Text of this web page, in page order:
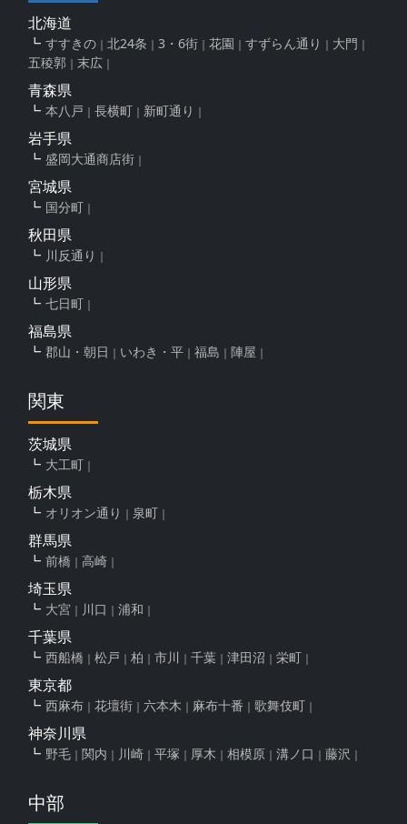
北海道
すすきの 北24条 3・6街 花園 すずらん通り
大門
五稜郭
末広
青森県
本八戸 長横町 新町通り
岩手県
盛岡大通商店街
宮城県
国分町
秋田県
川反通り
山形県
七日町
福島県
郡山・朝日 いわき・平 福島 陣屋
関東
茨城県
大工町
栃木県
オリオン通り 泉町
群馬県
前橋 高崎
埼玉県
大宮 川口 浦和
千葉県
西船橋 松戸 柏 市川 千葉 津田沼 栄町
東京都
西麻布 花壇街 六本木 麻布十番 歌舞伎町
神奈川県
野毛 関内 川崎 平塚 厚木 相模原 溝ノ口 藤沢
中部